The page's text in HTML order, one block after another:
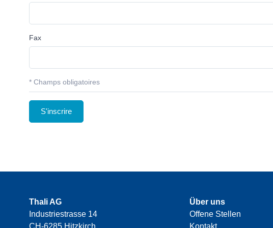
Fax
* Champs obligatoires
Thali AG
Industriestrasse 14
Über uns
Offene Stellen